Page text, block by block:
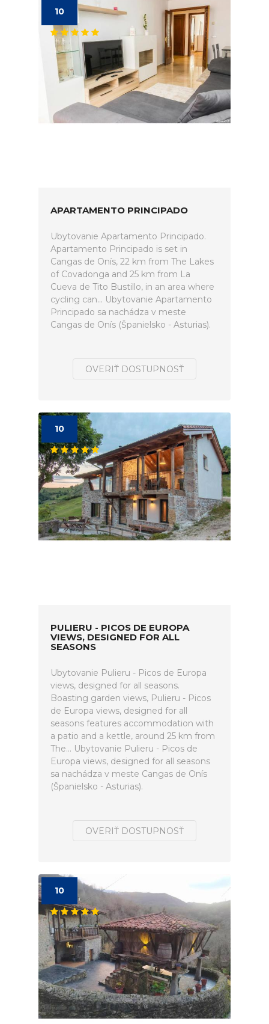
10
APARTAMENTO PRINCIPADO
Ubytovanie Apartamento Principado.
Apartamento Principado is set in
Cangas de Onís, 22 km from The Lakes
of Covadonga and 25 km from La
Cueva de Tito Bustillo, in an area where
cycling can... Ubytovanie Apartamento
Principado sa nachádza v meste
Cangas de Onís (Španielsko - Asturias).
OVERIŤ DOSTUPNOSŤ
10
PULIERU - PICOS DE EUROPA
VIEWS, DESIGNED FOR ALL
SEASONS
Ubytovanie Pulieru - Picos de Europa
views, designed for all seasons.
Boasting garden views, Pulieru - Picos
de Europa views, designed for all
seasons features accommodation with
a patio and a kettle, around 25 km from
The... Ubytovanie Pulieru - Picos de
Europa views, designed for all seasons
sa nachádza v meste Cangas de Onís
(Španielsko - Asturias).
OVERIŤ DOSTUPNOSŤ
10